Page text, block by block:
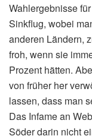
Wahlergebnisse
Sinkflug, wobei
anderen Ländern,
froh, wenn sie
Prozent hätten.
von früher her
lassen, dass man
Das Infame an
Söder darin nicht